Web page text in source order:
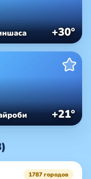
+30°
+21°
1787 городов